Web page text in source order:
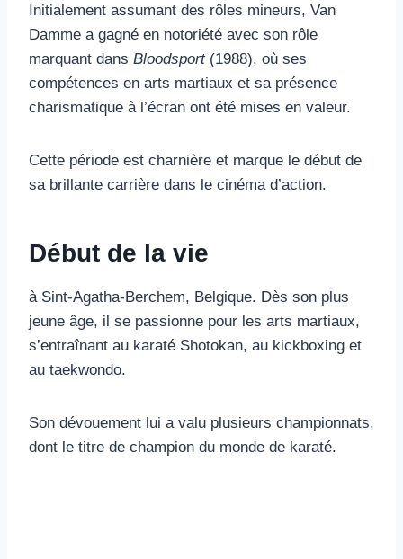
Initialement assumant des rôles mineurs, Van
Damme a gagné en notoriété avec son rôle
marquant dans Bloodsport(1988), où ses
compétences en arts martiaux et sa présence
charismatique à l’écran ont été mises en valeur.
Cette période est charnière et marque le début de
sa brillante carrière dans le cinéma d’action.
Début de la vie
à Sint-Agatha-Berchem, Belgique. Dès son plus
jeune âge, il se passionne pour les arts martiaux,
s’entraînant au karaté Shotokan, au kickboxing et
au taekwondo.
Son dévouement lui a valu plusieurs championnats,
dont le titre de champion du monde de karaté.